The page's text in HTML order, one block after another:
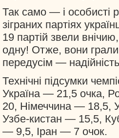
Так само — і особисті
зіграних партіях
19 партій звели
одну! Отже, вони грали
передусім —
Технічні підсумки
Україна — 21,5 очка,
20, Німеччина — 18,5,
Узбе-кистан — 15,5,
— 9,5, Іран — 7 очок.